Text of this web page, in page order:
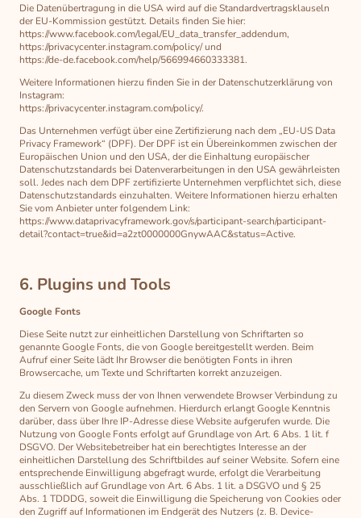
Die Datenübertragung in die USA wird auf die Standardvertragsklauseln
der EU-Kommission gestützt. Details finden Sie hier:
https://www.facebook.com/legal/EU_data_transfer_addendum,
https://privacycenter.instagram.com/policy/ und
https://de-de.facebook.com/help/566994660333381.
Weitere Informationen hierzu finden Sie in der Datenschutzerklärung von
Instagram:
https://privacycenter.instagram.com/policy/.
Das Unternehmen verfügt über eine Zertifizierung nach dem „EU-US Data
Privacy Framework“ (DPF). Der DPF ist ein Übereinkommen zwischen der
Europäischen Union und den USA, der die Einhaltung europäischer
Datenschutzstandards bei Datenverarbeitungen in den USA gewährleisten
soll. Jedes nach dem DPF zertifizierte Unternehmen verpflichtet sich, diese
Datenschutzstandards einzuhalten. Weitere Informationen hierzu erhalten
Sie vom Anbieter unter folgendem Link:
https://www.dataprivacyframework.gov/s/participant-search/participant-
detail?contact=true&id=a2zt0000000GnywAAC&status=Active.
6. Plugins und Tools
Google Fonts
Diese Seite nutzt zur einheitlichen Darstellung von Schriftarten so
genannte Google Fonts, die von Google bereitgestellt werden. Beim
Aufruf einer Seite lädt Ihr Browser die benötigten Fonts in ihren
Browsercache, um Texte und Schriftarten korrekt anzuzeigen.
Zu diesem Zweck muss der von Ihnen verwendete Browser Verbindung zu
den Servern von Google aufnehmen. Hierdurch erlangt Google Kenntnis
darüber, dass über Ihre IP-Adresse diese Website aufgerufen wurde. Die
Nutzung von Google Fonts erfolgt auf Grundlage von Art. 6 Abs. 1 lit. f
DSGVO. Der Websitebetreiber hat ein berechtigtes Interesse an der
einheitlichen Darstellung des Schriftbildes auf seiner Website. Sofern eine
entsprechende Einwilligung abgefragt wurde, erfolgt die Verarbeitung
ausschließlich auf Grundlage von Art. 6 Abs. 1 lit. a DSGVO und § 25
Abs. 1 TDDDG, soweit die Einwilligung die Speicherung von Cookies oder
den Zugriff auf Informationen im Endgerät des Nutzers (z. B. Device-